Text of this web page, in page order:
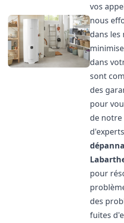
vos
nous
dans
dans
sont
des
pour
de
pour
des
fuites